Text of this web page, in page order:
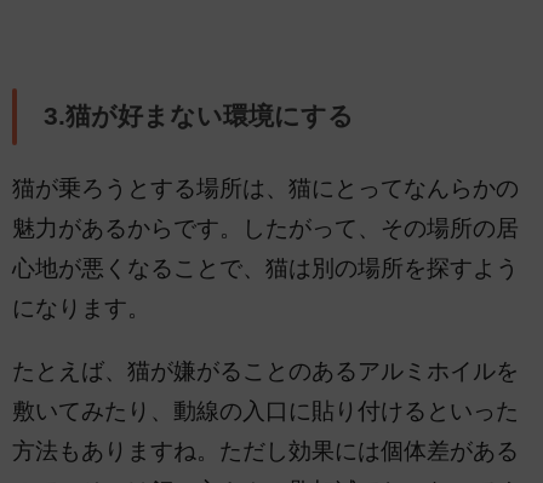
3.猫が好まない環境にする
猫が乗ろうとする場所は、猫にとってなんらかの
魅力があるからです。したがって、その場所の居
心地が悪くなることで、猫は別の場所を探すよう
になります。
たとえば、猫が嫌がることのあるアルミホイルを
敷いてみたり、動線の入口に貼り付けるといった
方法もありますね。ただし効果には個体差がある